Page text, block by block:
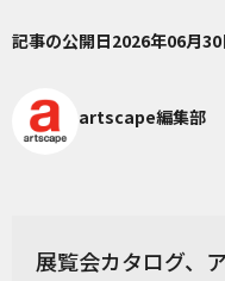
記事の公開日2026年06月30
artscape編集部
展覧会カタログ、